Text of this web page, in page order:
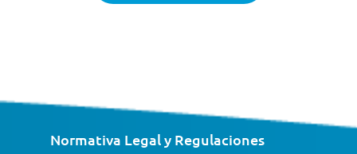
Normativa Legal y Regulaciones